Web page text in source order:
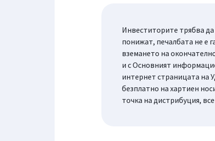
Инвеститорите трябва
понижат, печалбата не е
вземането на
и с Основният
интернет страницата на
безплатно на хартиен
точка на дистрибуция,